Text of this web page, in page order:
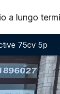
a lungo
75cv 5p